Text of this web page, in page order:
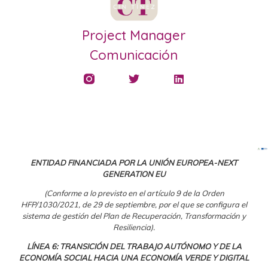
Project Manager
Comunicación
ENTIDAD FINANCIADA POR LA UNIÓN EUROPEA-NEXT
GENERATION EU
(Conforme a lo previsto en el artículo 9 de la Orden
HFP/1030/2021, de 29 de septiembre, por el que se configura el
sistema de gestión del Plan de Recuperación, Transformación y
Resiliencia).
LÍNEA 6: TRANSICIÓN DEL TRABAJO AUTÓNOMO Y DE LA
ECONOMÍA SOCIAL HACIA UNA ECONOMÍA VERDE Y DIGITAL